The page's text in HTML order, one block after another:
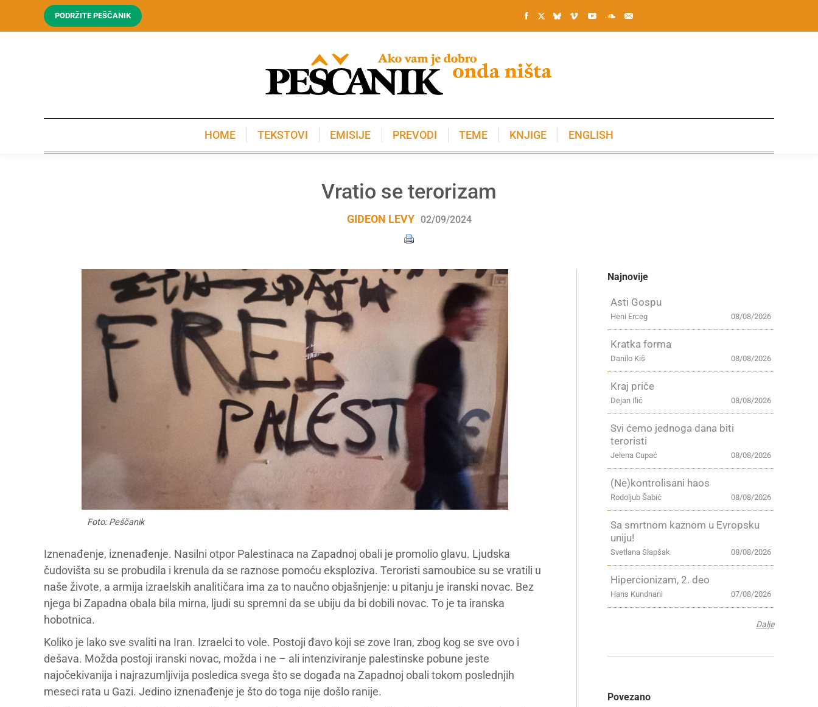
PODRŽITE PEŠČANIK
HOME TEKSTOVI EMISIJE PREVODI TEME KNJIGE ENGLISH
Vratio se terorizam
GIDEON LEVY 02/09/2024
Foto: Peščanik
Iznenađenje, iznenađenje. Nasilni otpor Palestinaca na Zapadnoj obali je promolio glavu. Ljudska
čudovišta su se probudila i krenula da se raznose pomoću eksploziva. Teroristi samoubice su se vratili u
naše živote, a armija izraelskih analitičara ima za to naučno objašnjenje: u pitanju je iranski novac. Bez
njega bi Zapadna obala bila mirna, ljudi su spremni da se ubiju da bi dobili novac. To je ta iranska
hobotnica.
Koliko je lako sve svaliti na Iran. Izraelci to vole. Postoji đavo koji se zove Iran, zbog kog se sve ovo i
dešava. Možda postoji iranski novac, možda i ne – ali intenziviranje palestinske pobune jeste
najočekivanija i najrazumljivija posledica svega što se događa na Zapadnoj obali tokom poslednjih
meseci rata u Gazi. Jedino iznenađenje je što do toga nije došlo ranije.
Najnovije
Asti Gospu
08/08/2026
Heni Erceg
Kratka forma
08/08/2026
Danilo Kiš
Kraj priče
08/08/2026
Dejan Ilić
Svi ćemo jednoga dana biti
teroristi
08/08/2026
Jelena Cupać
(Ne)kontrolisani haos
08/08/2026
Rodoljub Šabić
Sa smrtnom kaznom u Evropsku
uniju!
08/08/2026
Svetlana Slapšak
Hipercionizam, 2. deo
07/08/2026
Hans Kundnani
Dalje
Povezano
KNJIGE ENGLISH